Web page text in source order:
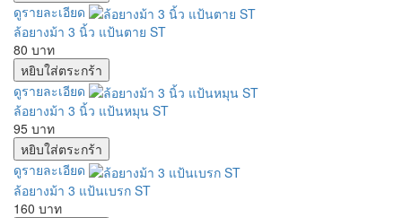
ดูรายละเอียด
ล้อยางม้า 3 นิ้ว แป้นตาย ST
80 บาท
ดูรายละเอียด
ล้อยางม้า 3 นิ้ว แป้นหมุน ST
95 บาท
ดูรายละเอียด
ล้อยางม้า 3 แป้นเบรก ST
160 บาท